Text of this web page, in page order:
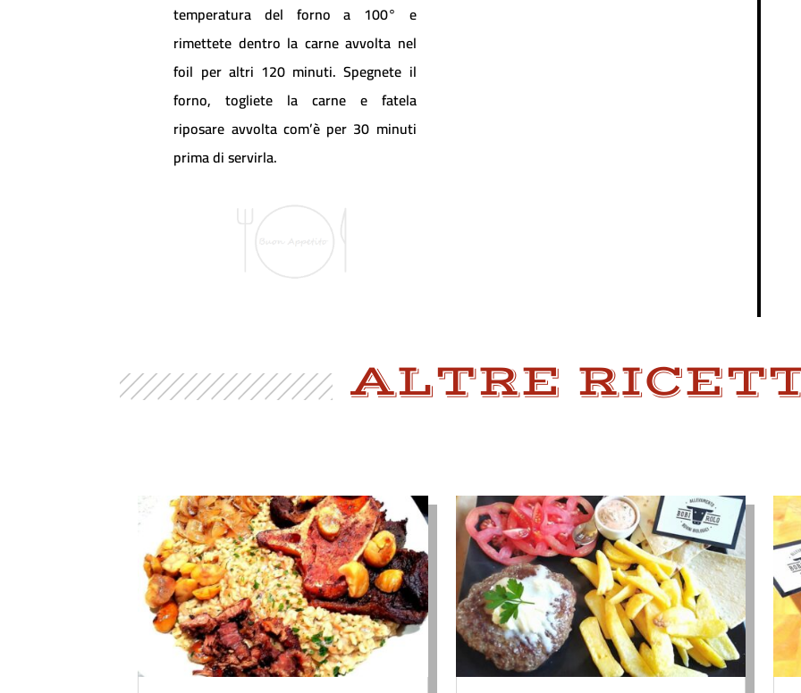
temperatura del forno a 100° e
rimettete dentro la carne avvolta nel
foil per altri 120 minuti. Spegnete il
forno, togliete la carne e fatela
riposare avvolta com’è per 30 minuti
prima di servirla.
ALTRE